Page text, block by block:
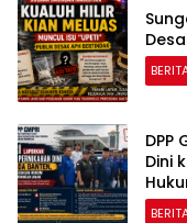
DPP
Dini